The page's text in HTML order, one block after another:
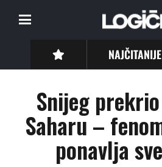
NAJČITANIJE
Snijeg
Saharu –
ponavlja